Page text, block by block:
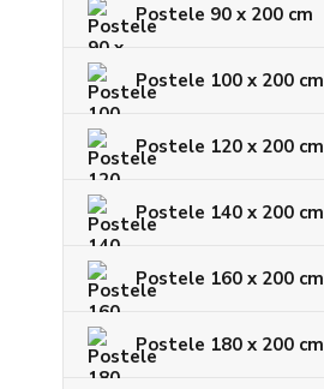
Postele 90 x 200 cm
Postele 100 x 200 cm
Postele 120 x 200 cm
Postele 140 x 200 cm
Postele 160 x 200 cm
Postele 180 x 200 cm